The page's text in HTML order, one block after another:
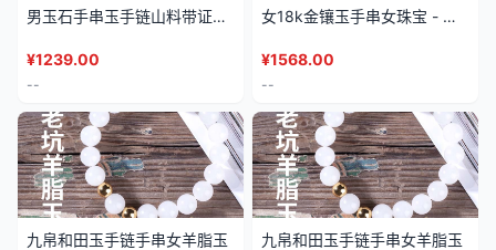
男玉石手串玉手链山料带证书
¥1239.00
--
女18k金镶玉手串女珠宝 - 两
¥1568.00
--
九帛和田玉手链手串女羊脂玉
九帛和田玉手链手串女羊脂玉